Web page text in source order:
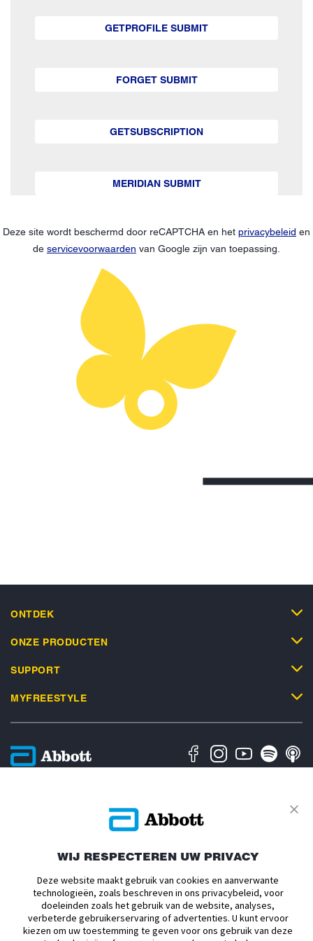
GETPROFILE SUBMIT
FORGET SUBMIT
GETSUBSCRIPTION
MERIDIAN SUBMIT
Deze site wordt beschermd door reCAPTCHA en het privacybeleid en
de servicevoorwaarden van Google zijn van toepassing.
ONTDEK
ONZE PRODUCTEN
SUPPORT
MYFREESTYLE
Algemene Verkoopsvoorwaarden
Over Abbott
Toegankelijkheidsverklaring
ADC-2693186 v1.0 Copyright © 2026 Abbott. De sensorbehuizing,
FreeStyle, Libre, en gerelateerde merkaanduidingen zijn eigendom van
Abbott. mylife et YpsoPump zijn handelsmerken van Ypsomed AG. CamAPS
is een geregistreerd handelsmerk van Camdiab Ltd. Omnipod en het
Omnipod-logo zijn geregistreerde handelsmerken van Insulet Corporation en
WIJ RESPECTEREN UW PRIVACY
Deze website maakt gebruik van cookies en aanverwante
technologieën, zoals beschreven in ons privacybeleid, voor
doeleinden zoals het gebruik van de website, analyses,
verbeterde gebruikerservaring of advertenties. U kunt ervoor
kiezen om uw toestemming te geven voor ons gebruik van deze